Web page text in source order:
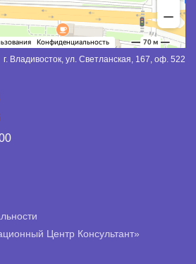
г. Владивосток, ул. Светланская, 167, оф. 522
Центр Консультант»